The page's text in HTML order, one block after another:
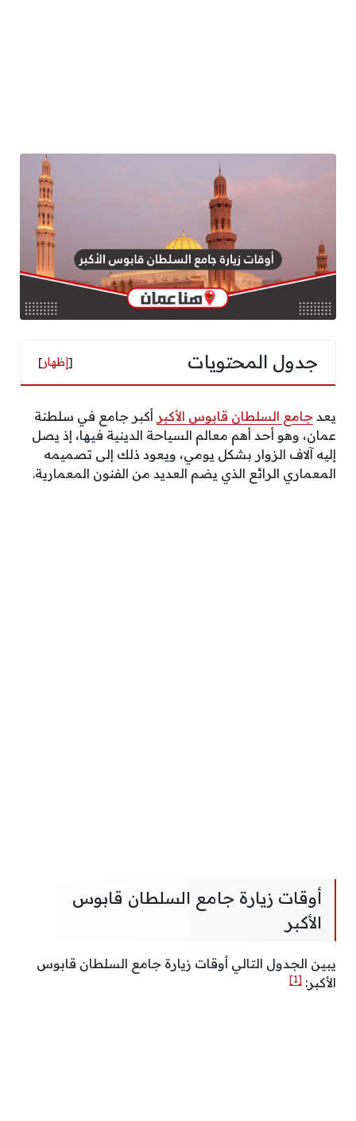
جدول المحتويات [إظهار]
يعد جامع السلطان قابوس الأكبر أكبر جامع في سلطنة
عمان، وهو أحد أهم معالم السياحة الدينية فيها، إذ يصل
إليه آلاف الزوار بشكل يومي، ويعود ذلك إلى تصميمه
المعماري الرائع الذي يضم العديد من الفنون المعمارية.
أوقات زيارة جامع السلطان قابوس
الأكبر
يبين الجدول التالي أوقات زيارة جامع السلطان قابوس
الأكبر: [1]